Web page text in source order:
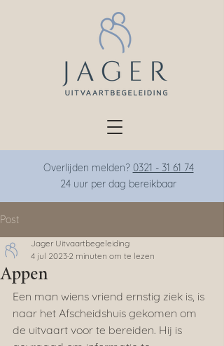
Overlijden melden? 0321 - 31 61 74
24 uur per dag bereikbaar
Post
Appen
Jager Uitvaartbegeleiding
4 jul 2023 2 minuten om te lezen
Een man wiens vriend ernstig ziek is, is
naar het Afscheidshuis gekomen om
de uitvaart voor te bereiden. Hij is